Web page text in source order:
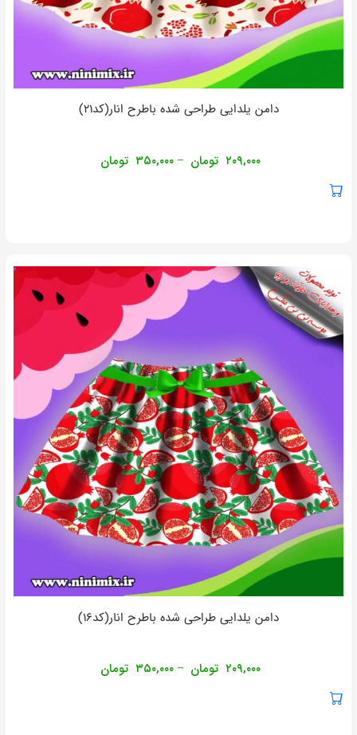
دامن یلدایی طراحی شده باطرح انار(کد۲۱)
۲۰۹,۰۰۰ تومان – ۳۵۰,۰۰۰ تومان
دامن یلدایی طراحی شده باطرح انار(کد۱۶)
۲۰۹,۰۰۰ تومان – ۳۵۰,۰۰۰ تومان